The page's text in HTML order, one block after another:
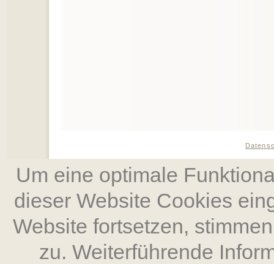
Um eine optimale
dieser Website Cookies
Website fort­setzen,
zu. Weiterführende